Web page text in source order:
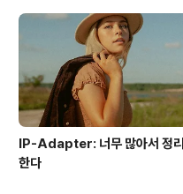
IP-Adapter: 너무 많아서 정리
한다